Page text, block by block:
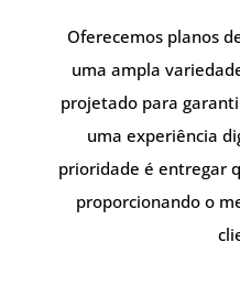
Oferecemos planos
uma ampla
projetado para
uma experiência
prioridade é entregar
proporcionando o